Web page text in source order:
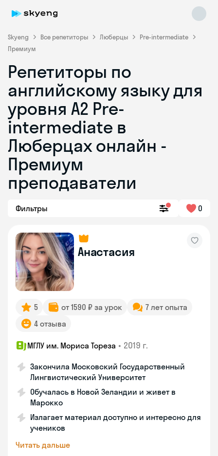
Skyeng Все репетиторы Люберцы
Pre-intermediate
Премиум
Репетиторы по
английскому языку для
уровня A2 Pre-
intermediate в
Люберцах онлайн -
Премиум
преподаватели
Фильтры 0
Анастасия
5 от 1590 ₽ за урок
7 лет опыта
4 отзыва
МГЛУ им. Мориса Тореза • 2019 г.
Закончила Московский Государственный
Лингвистический Университет
Обучалась в Новой Зеландии и живет в
Марокко
Излагает материал доступно и интересно для
учеников
Читать дальше
Skyeng Chat